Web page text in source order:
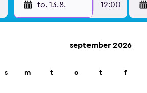
to. 13.8. 12:00
s
september 2026
m t o t f